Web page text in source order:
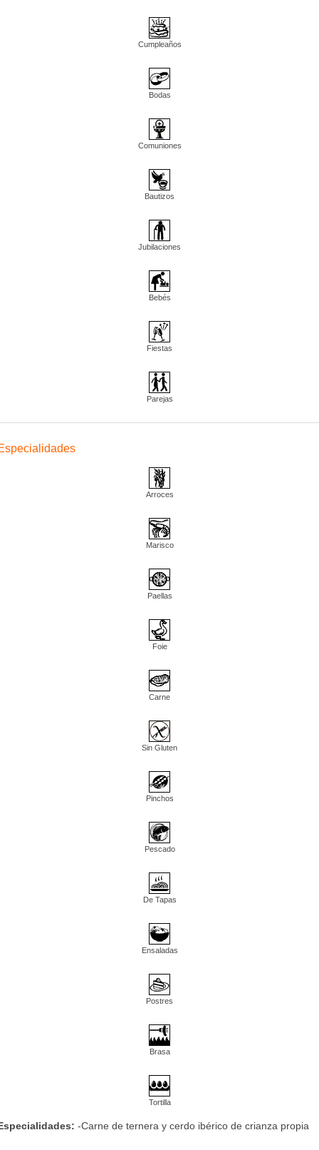
Cumpleaños
Bodas
Comuniones
Bautizos
Jubilaciones
Bebés
Fiestas
Parejas
Arroces
Marisco
Paellas
Foie
Carne
Sin Gluten
Pinchos
Pescado
De Tapas
Ensaladas
Postres
Brasa
Tortilla
-Carne de ternera y cerdo ibérico de crianza propia